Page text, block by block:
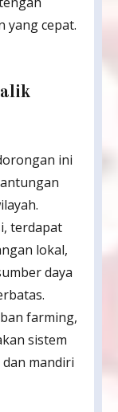
yang cepat.
ini
terdapat
lokal,
daya
farming,
sistem
mandiri